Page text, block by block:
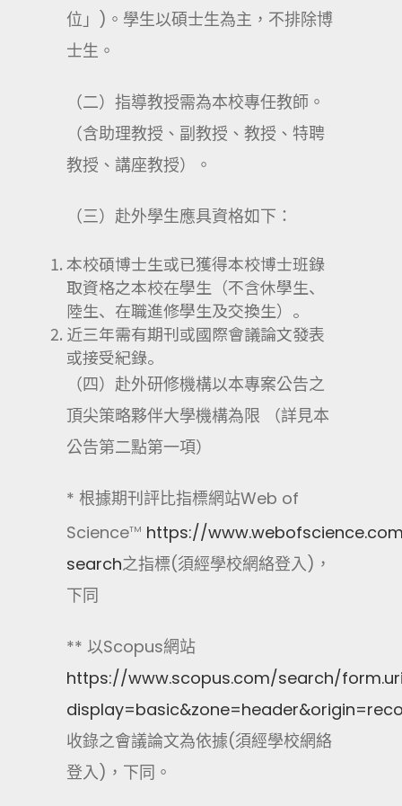
位」)。學生以碩士生為主，不排除博
士生。
（二）指導教授需為本校專任教師。
（含助理教授、副教授、教授、特聘
教授、講座教授）。
（三）赴外學生應具資格如下：
本校碩博士生或已獲得本校博士班錄
取資格之本校在學生（不含休學生、
陸生、在職進修學生及交換生）。
近三年需有期刊或國際會議論文發表
或接受紀錄。
（四）赴外研修機構以本專案公告之
頂尖策略夥伴大學機構為限 （詳見本
公告第二點第一項）
* 根據期刊評比指標網站Web of
ScienceTM https://
search之指標(須經學校網絡登入)，
下同
** 以Scopus網站
https://www.scopus.com/search/
收錄之會議論文為依據(須經學校網絡
登入)，下同。